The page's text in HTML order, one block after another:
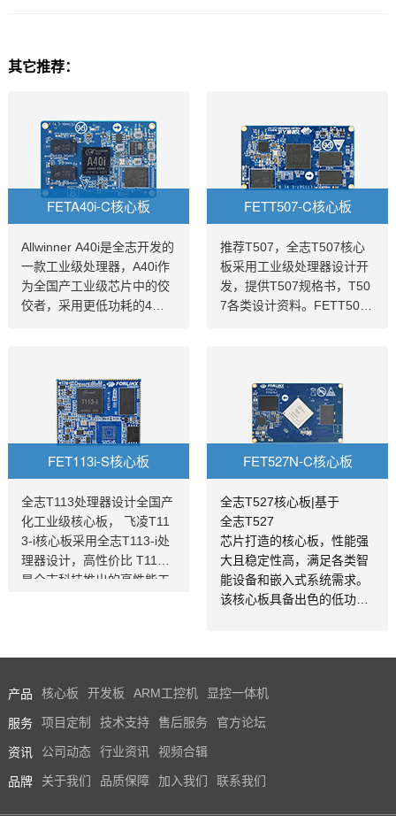
其它推荐：
FETA40i-C核心板
Allwinner A40i是全志开发的
一款工业级处理器，A40i作
为全国产工业级芯片中的佼
佼者，采用更低功耗的4核A
飞凌嵌入式深度研究全志A4
0i芯片参数、原理图、datas
heet规格书推出了以FETA4
0i核心板为主的一系列全国
产工业级嵌入式计算机板
卡，并提供了用于评估的A4
0i工控板、 A40i开发板。
FETT507-C核心板
推荐T507，全志T507核心
板采用工业级处理器设计开
发，提供T507规格书，T50
7各类设计资料。FETT507-
z，集成G31 GPU，内存2G
B DDR3L，存储8GB eMM
C。整板工业级运行温宽，
支持绝大部分当前流行的视
频及图片格式解码，具有稳
定可靠的工业级产品性能、
低功耗以及丰富的用户接口
等优势，搭载Linux、Androi
d、Ubuntu*操作系统，适用
于车载电子、电力、医疗、
工业控制、物联网、智能终
端等领域
FET113i-S核心板
全志T113处理器设计全国产
化工业级核心板， 飞凌T11
3-i核心板采用全志T113-i处
理器设计，高性价比 T113-i
是全志科技推出的高性能工
C906 RISC-V CPU和HiFi4
力；T113-i核心板整板采用
工业级国产元器件，是工
实现国产化降本的优质之
选。T113性能参数及功能规
FET527N-C核心板
全志T527核心板|基于
全志T527
芯片打造的核心板，性能强
大且稳定性高，满足各类智
能设备和嵌入式系统需求。
该核心板具备出色的低功耗
核心板以其卓越的计算能力
可靠的技术支持。无论您是
从事产品开发还是系统集
出。如需了解更多产品详
产品 核心板 开发板 ARM工控机 显控一体机
服务 项目定制 技术支持 售后服务 官方论坛
资讯 公司动态 行业资讯 视频合辑
品牌 关于我们 品质保障 加入我们 联系我们